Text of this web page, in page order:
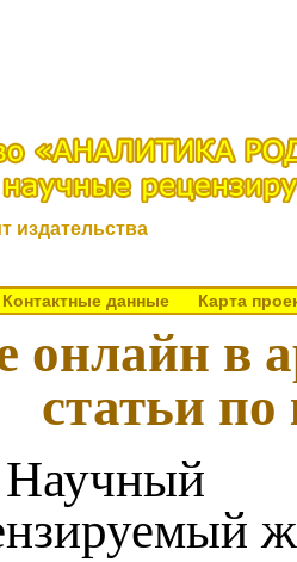
издательства
Контактные данные Карта
онлайн в
статьи по
Научный